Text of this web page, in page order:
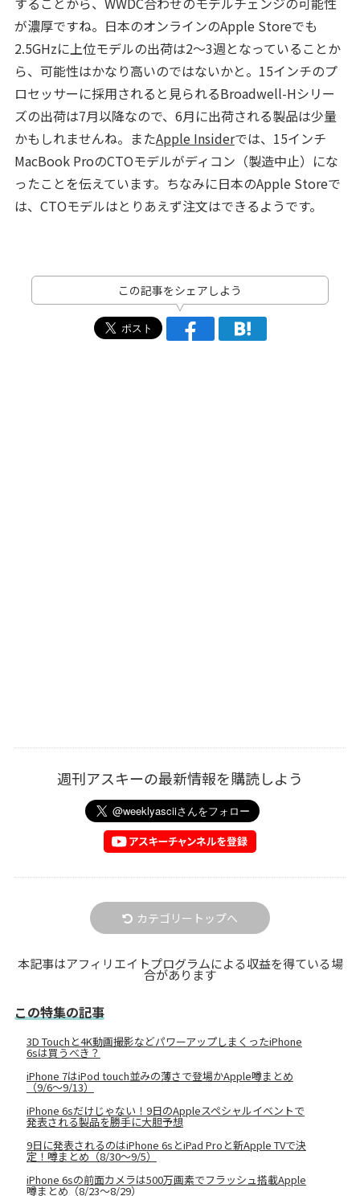
が濃厚ですね。日本のオンラインのApple Storeでも
2.5GHzに上位モデルの出荷は2～3週となっていることか
ら、可能性はかなり高いのではないかと。15インチのプ
ロセッサーに採用されると見られるBroadwell-Hシリー
ズの出荷は7月以降なので、6月に出荷される製品は少量
かもしれませんね。またApple Insiderでは、15インチ
MacBook ProのCTOモデルがディコン（製造中止）にな
ったことを伝えています。ちなみに日本のApple Storeで
は、CTOモデルはとりあえず注文はできるようです。
この記事をシェアしよう
週刊アスキーの最新情報を購読しよう
カテゴリートップへ
本記事はアフィリエイトプログラムによる収益を得ている場
合があります
この特集の記事
3D Touchと4K動画撮影などパワーアップしまくったiPhone
6sは買うべき？
iPhone 7はiPod touch並みの薄さで登場かApple噂まとめ
（9/6〜9/13）
iPhone 6sだけじゃない！9日のAppleスペシャルイベントで
発表される製品を勝手に大胆予想
9日に発表されるのはiPhone 6sとiPad Proと新Apple TVで決
定！噂まとめ（8/30〜9/5）
iPhone 6sの前面カメラは500万画素でフラッシュ搭載Apple
噂まとめ（8/23〜8/29）